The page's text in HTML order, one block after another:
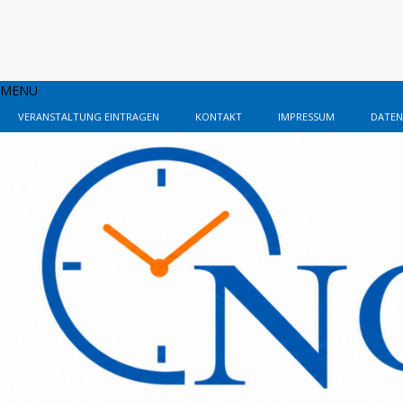
MENU
VERANSTALTUNG EINTRAGEN KONTAKT IMPRESSUM